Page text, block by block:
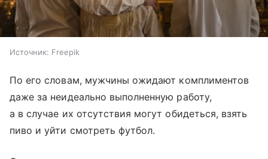
Источник: Freepik
По его словам, мужчины ожидают комплиментов
даже за неидеально выполненную работу,
а в случае их отсутствия могут обидеться, взять
пиво и уйти смотреть футбол.